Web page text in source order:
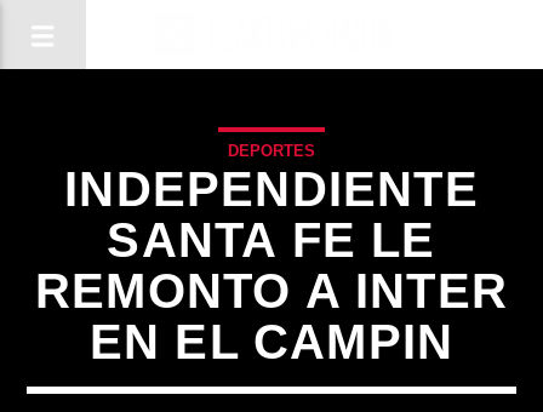
DEPORTES
INDEPENDIENTE
SANTA FE LE
REMONTO A INTER
EN EL CAMPIN